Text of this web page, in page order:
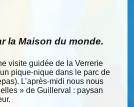
la Maison du monde.
visite guidée de la Verrerie
pique-nique dans le parc de
L’après-midi nous nous
» de Guillerval : paysan